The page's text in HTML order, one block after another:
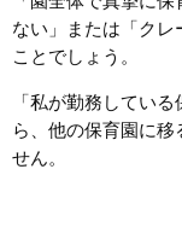
ない」または「クレ
ことでしょう。
「私が勤務してい
ら、他の保育園に
せん。